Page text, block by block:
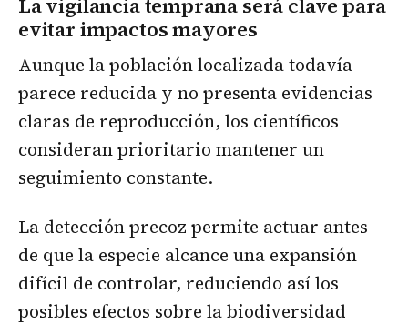
evitar impactos mayores
Aunque la población localizada todavía
parece reducida y no presenta evidencias
claras de reproducción, los científicos
consideran prioritario mantener un
seguimiento constante.
La detección precoz permite actuar antes
de que la especie alcance una expansión
difícil de controlar, reduciendo así los
posibles efectos sobre la biodiversidad